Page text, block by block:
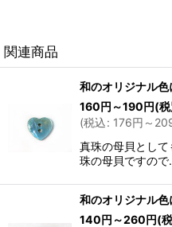
関連商品
和のオリジナル
160円 ～190円(
(税込: 176円 ～
真珠の母貝とし
珠の母貝ですの
和のオリジナル
140円 ～260円(